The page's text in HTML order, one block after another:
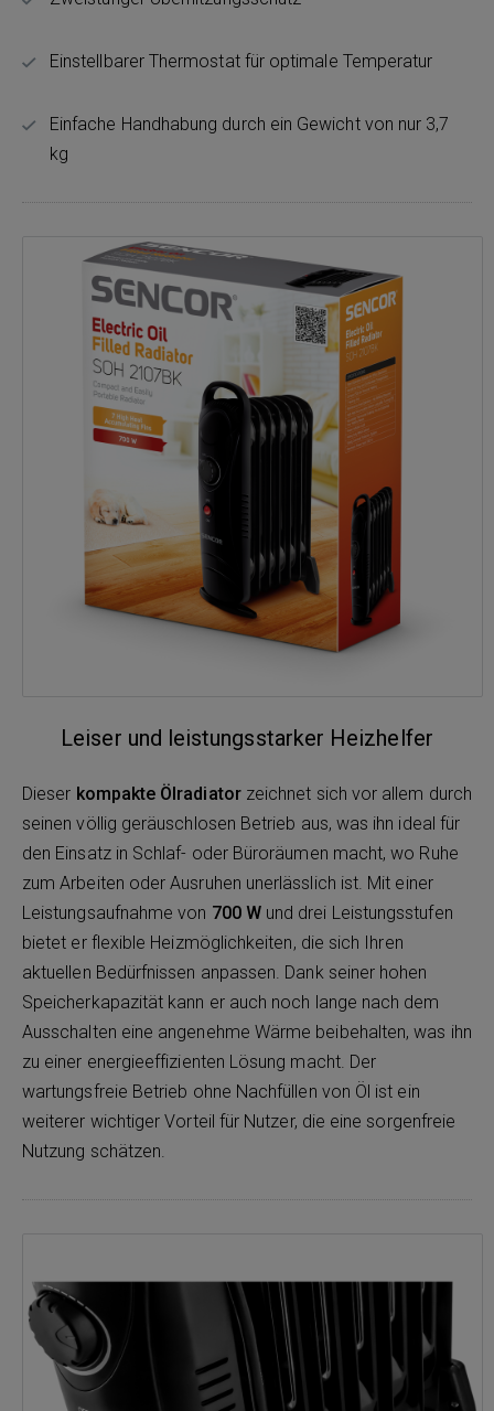
Einstellbarer Thermostat für optimale Temperatur
Einfache Handhabung durch ein Gewicht von nur 3,7
kg
Leiser und leistungsstarker Heizhelfer
Dieser kompakte Ölradiatorzeichnet sich vor allem durch
seinen völlig geräuschlosen Betrieb aus, was ihn ideal für
den Einsatz in Schlaf- oder Büroräumen macht, wo Ruhe
zum Arbeiten oder Ausruhen unerlässlich ist. Mit einer
Leistungsaufnahme von 700 Wund drei Leistungsstufen
bietet er flexible Heizmöglichkeiten, die sich Ihren
aktuellen Bedürfnissen anpassen. Dank seiner hohen
Speicherkapazität kann er auch noch lange nach dem
Ausschalten eine angenehme Wärme beibehalten, was ihn
zu einer energieeffizienten Lösung macht. Der
wartungsfreie Betrieb ohne Nachfüllen von Öl ist ein
weiterer wichtiger Vorteil für Nutzer, die eine sorgenfreie
Nutzung schätzen.